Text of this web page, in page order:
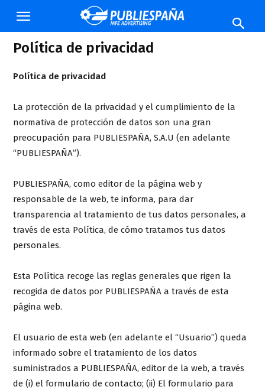
Publiespaña
Política de privacidad
Política de privacidad
La protección de la privacidad y el cumplimiento de la
normativa de protección de datos son una gran
preocupación para PUBLIESPAÑA, S.A.U (en adelante
“PUBLIESPAÑA”).
PUBLIESPAÑA, como editor de la página web y
responsable de la web, te informa, para dar
transparencia al tratamiento de tus datos personales, a
través de esta Política, de cómo tratamos tus datos
personales.
Esta Política recoge las reglas generales que rigen la
recogida de datos por PUBLIESPAÑA a través de esta
página web.
El usuario de esta web (en adelante el “Usuario”) queda
informado sobre el tratamiento de los datos
suministrados a PUBLIESPAÑA, editor de la web, a través
de (i) el formulario de contacto; (ii) El formulario para